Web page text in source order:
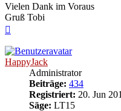
Vielen Dank im Voraus
Gruß Tobi
HappyJack
Administrator
Beiträge: 434
Registriert: 20. Jun
Säge: LT15